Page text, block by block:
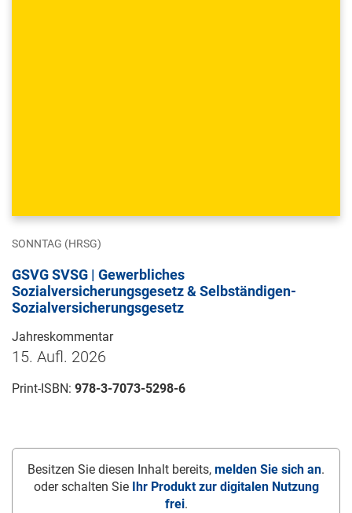
SONNTAG (HRSG)
GSVG SVSG | Gewerbliches
Sozialversicherungsgesetz & Selbständigen-
Sozialversicherungsgesetz
Jahreskommentar
15. Aufl. 2026
Print-ISBN: 978-3-7073-5298-6
Besitzen Sie diesen Inhalt bereits, melden Sie sich an.
oder schalten Sie
Ihr Produkt zur digitalen Nutzung
frei.